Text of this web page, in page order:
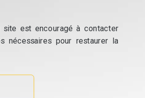
est encouragé à contacter
nécessaires pour restaurer la